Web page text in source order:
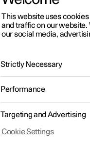
This website uses
and traffic on our website.
our social media,
Strictly Necessary
Performance
Targeting and Advertising
Cookie Settings